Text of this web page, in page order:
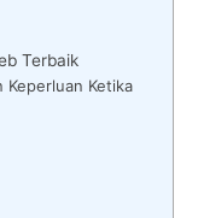
Terbaik
Keperluan Ketika